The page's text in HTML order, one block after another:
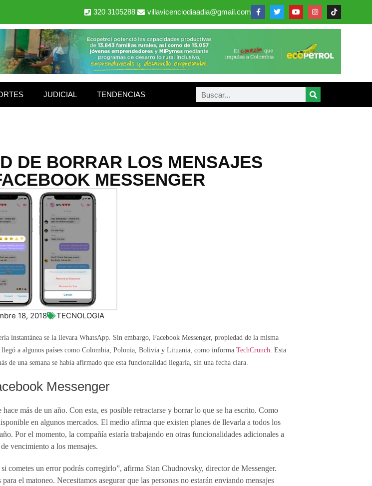
320 3105288 villavicenciodiaadia@gmail.com
JUDICIAL TENDENCIAS
DE BORRAR LOS MENSAJES
MESSENGER
18, 2018 TECNOLOGIA
instantánea se la llevara WhatsApp. Sin embargo, Facebook Messenger, propiedad de la misma
a algunos países como Colombia, Polonia, Bolivia y Lituania, como informa TechCrunch. Esta
de una semana se había afirmado que esta funcionalidad llegaría, sin una fecha clara.
Messenger
más de un año. Con esta, es posible retractarse y borrar lo que se ha escrito. Como
en algunos mercados. El medio afirma que existen planes de llevarla a todos los
Por el momento, la compañía estaría trabajando en otras funcionalidades adicionales a
vencimiento a los mensajes.
un error podrás corregirlo”, afirma Stan Chudnovsky, director de Messenger.
el matoneo. Necesitamos asegurar que las personas no estarán enviando mensajes